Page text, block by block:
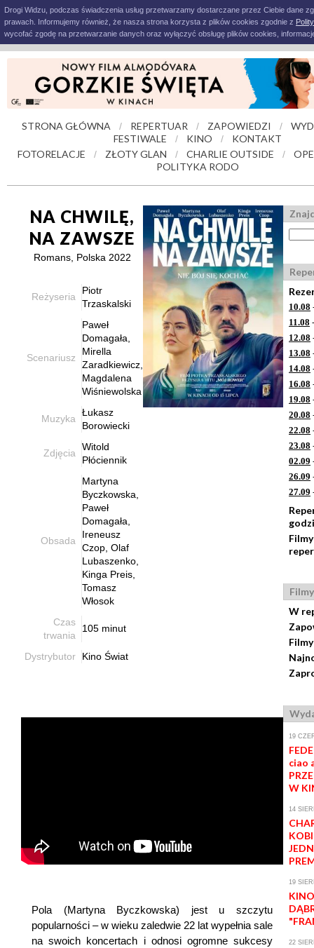
Drogi Widzu, podczas świadczenia usług przetwarzamy dostarczane przez Ciebie dane
prawach. Informujemy również, że nasza strona korzysta z plików cookies zgodnie z
wycofać zgodę na przetwarzanie danych oraz wyłączyć obsługę plików cookies,
STRONA GŁÓWNA / REPERTUAR / ZAPOWIEDZI /
FESTIWALE
/ KINO /
KONTAKT
FOTORELACJE
/ ZŁOTY GLAN / CHARLIE OUTSIDE /
POLITYKA RODO
NA CHWILĘ,
NA ZAWSZE
Romans, Polska 2022
Reżyseria
Piotr
Trzaskalski
Scenariusz
Paweł
Domagała,
Mirella
Zaradkiewicz,
Magdalena
Wiśniewolska
Muzyka
Łukasz
Borowiecki
Zdjęcia
Witold
Płóciennik
Obsada
Martyna
Byczkowska,
Paweł
Domagała,
Ireneusz
Czop, Olaf
Lubaszenko,
Kinga Preis,
Tomasz
Włosok
Czas
trwania
105 minut
Dystrybutor Kino Świat
Pola (Martyna Byczkowska) jest u szczytu
popularności – w wieku zaledwie 22 lat wypełnia sale
na swoich koncertach i odnosi ogromne sukcesy
10.08
11.08
12.08
13.08
14.08
16.08
19.08
20.08
22.08
23.08
02.09
26.09
27.09
Filmy
W
19
ciao
W
14
19
22